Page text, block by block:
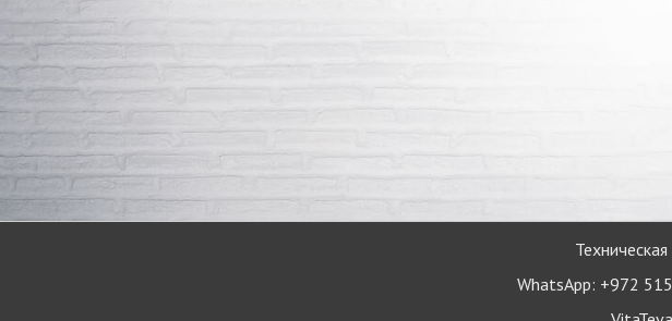
WhatsApp: +972